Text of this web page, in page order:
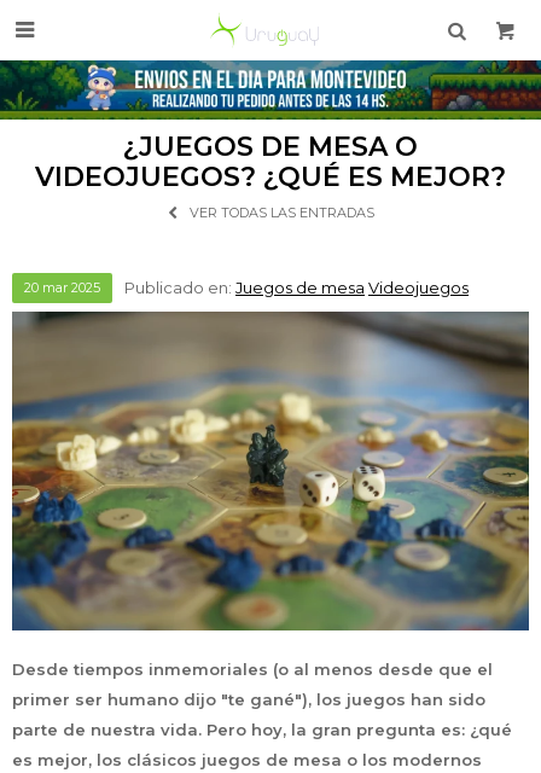

¿JUEGOS DE MESA O
VIDEOJUEGOS? ¿QUÉ ES MEJOR?
VER TODAS LAS ENTRADAS
20 mar 2025 Publicado en: Juegos de mesa Videojuegos
Desde tiempos inmemoriales (o al menos desde que el
primer ser humano dijo "te gané"), los juegos han sido
parte de nuestra vida. Pero hoy, la gran pregunta es: ¿qué
es mejor, los clásicos juegos de mesa o los modernos